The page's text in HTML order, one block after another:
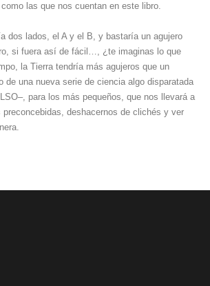
las que nos cuentan en este libro.
dos lados, el A y el B, y bastaría un agujero
si fuera así de fácil…, ¿te imaginas lo que
la Tierra tendría más agujeros que un
de una nueva serie de ciencia algo disparatada
para los más pequeños, que nos llevará a
preconcebidas, deshacernos de clichés y ver